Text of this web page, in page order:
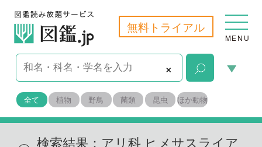
無料トライアル
MENU
×
全て 植物 野鳥 菌類 昆虫 ほか動物
検索結果：アリ科 ヒメサスライア
リ亜科の昆虫一覧